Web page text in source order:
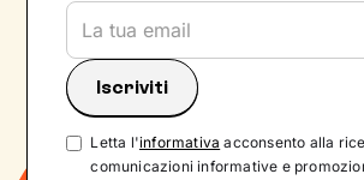
Letta l'informativa acconsento alla
comunicazioni informative e